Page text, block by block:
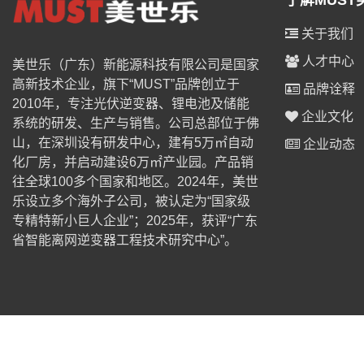
美世乐（广东）新能源科技有限公司是国家
高新技术企业，旗下“MUST”品牌创立于
2010年，专注光伏逆变器、锂电池及储能
系统的研发、生产与销售。公司总部位于佛
山，在深圳设有研发中心，建有5万㎡自动
化厂房，并启动建设6万㎡产业园。产品销
往全球100多个国家和地区。2024年，美世
乐设立多个海外子公司，被认定为“国家级
专精特新小巨人企业”；2025年，获评“广东
省智能离网逆变器工程技术研究中心”。
关于我们
人才中心
品牌诠释
企业文化
企业动态